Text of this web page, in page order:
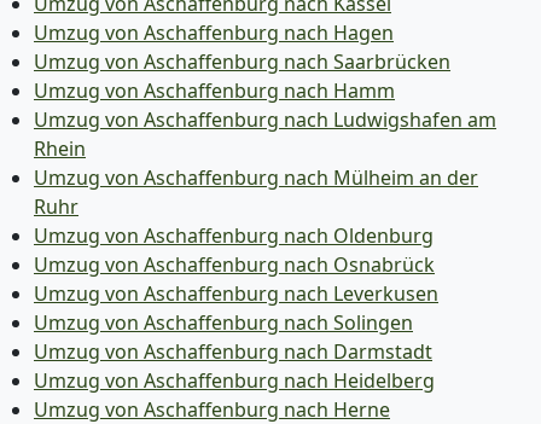
Umzug von Aschaffenburg nach Hagen
Umzug von Aschaffenburg nach Saarbrücken
Umzug von Aschaffenburg nach Hamm
Umzug von Aschaffenburg nach Ludwigshafen am
Rhein
Umzug von Aschaffenburg nach Mülheim an der
Ruhr
Umzug von Aschaffenburg nach Oldenburg
Umzug von Aschaffenburg nach Osnabrück
Umzug von Aschaffenburg nach Leverkusen
Umzug von Aschaffenburg nach Solingen
Umzug von Aschaffenburg nach Darmstadt
Umzug von Aschaffenburg nach Heidelberg
Umzug von Aschaffenburg nach Herne